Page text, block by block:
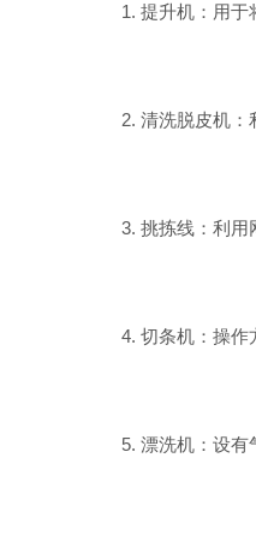
1. 提升机：用于
2. 清洗脱皮机：利
3. 挑拣线：利用网
4. 切条机：操作方
5. 漂洗机：设有气